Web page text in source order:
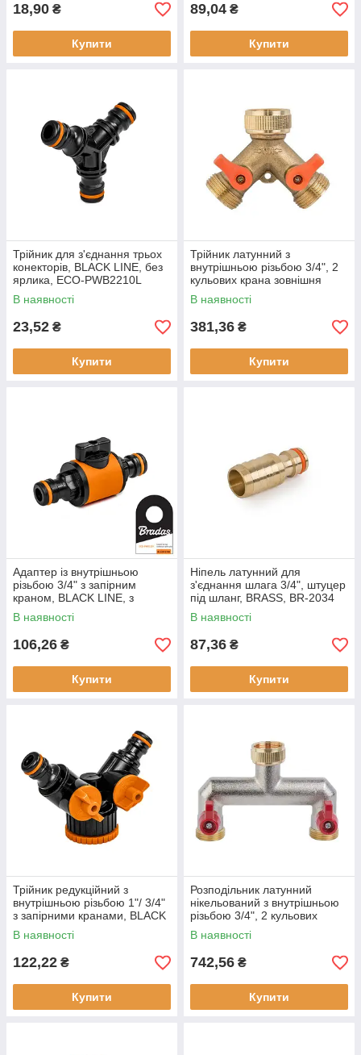
18,90 ₴
Купити
89,04 ₴
Купити
Трійник для з'єднання трьох
конекторів, BLACK LINE, без
ярлика, ECO-PWB2210L
В наявності
23,52 ₴
Купити
Трійник латунний з
внутрішньою різьбою 3/4", 2
кульових крана зовнішня
різьба 3/4" BRASS, BR-2234
В наявності
381,36 ₴
Купити
Адаптер із внутрішньою
різьбою 3/4" з запірним
краном, BLACK LINE, з
ярликом, ECO-PWB2231
В наявності
106,26 ₴
Купити
Ніпель латунний для
з'єднання шлага 3/4", штуцер
під шланг, BRASS, BR-2034
В наявності
87,36 ₴
Купити
Трійник редукційний з
внутрішньою різьбою 1"/ 3/4"
з запірними кранами, BLACK
LINE, без ярлика, ECO-
PWB2222L
В наявності
122,22 ₴
Купити
Розподільник латунний
нікельований з внутрішньою
різьбою 3/4", 2 кульових
крана зовнішня різьба 3/4",
BRASS, BR-3034
В наявності
742,56 ₴
Купити